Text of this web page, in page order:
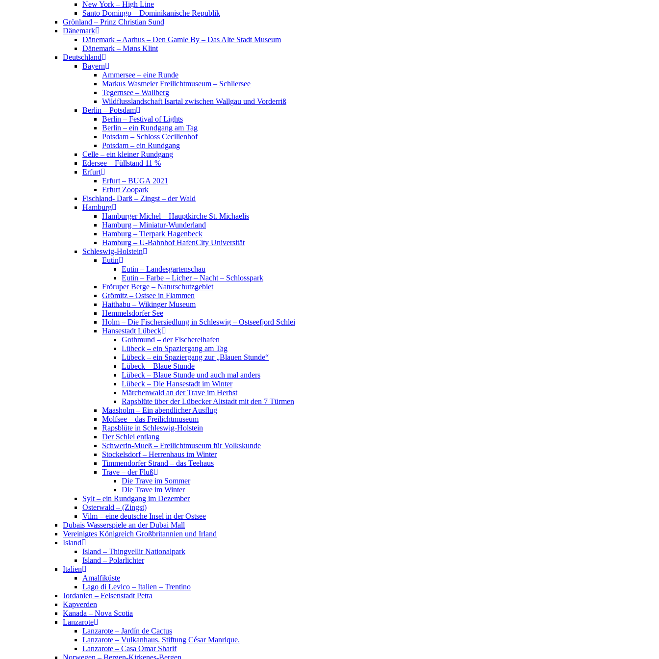
New York – High Line
Santo Domingo – Dominikanische Republik
Grönland – Prinz Christian Sund
Dänemark
Dänemark – Aarhus – Den Gamle By – Das Alte Stadt Museum
Dänemark – Møns Klint
Deutschland
Bayern
Ammersee – eine Runde
Markus Wasmeier Freilichtmuseum – Schliersee
Tegernsee – Wallberg
Wildflusslandschaft Isartal zwischen Wallgau und Vorderriß
Berlin – Potsdam
Berlin – Festival of Lights
Berlin – ein Rundgang am Tag
Potsdam – Schloss Cecilienhof
Potsdam – ein Rundgang
Celle – ein kleiner Rundgang
Edersee – Füllstand 11 %
Erfurt
Erfurt – BUGA 2021
Erfurt Zoopark
Fischland- Darß – Zingst – der Wald
Hamburg
Hamburger Michel – Hauptkirche St. Michaelis
Hamburg – Miniatur-Wunderland
Hamburg – Tierpark Hagenbeck
Hamburg – U-Bahnhof HafenCity Universität
Schleswig-Holstein
Eutin
Eutin – Landesgartenschau
Eutin – Farbe – Licher – Nacht – Schlosspark
Fröruper Berge – Naturschutzgebiet
Grömitz – Ostsee in Flammen
Haithabu – Wikinger Museum
Hemmelsdorfer See
Holm – Die Fischersiedlung in Schleswig – Ostseefjord Schlei
Hansestadt Lübeck
Gothmund – der Fischereihafen
Lübeck – ein Spaziergang am Tag
Lübeck – ein Spaziergang zur „Blauen Stunde“
Lübeck – Blaue Stunde
Lübeck – Blaue Stunde und auch mal anders
Lübeck – Die Hansestadt im Winter
Märchenwald an der Trave im Herbst
Rapsblüte über der Lübecker Altstadt mit den 7 Türmen
Maasholm – Ein abendlicher Ausflug
Molfsee – das Freilichtmuseum
Rapsblüte in Schleswig-Holstein
Der Schlei entlang
Schwerin-Mueß – Freilichtmuseum für Volkskunde
Stockelsdorf – Herrenhaus im Winter
Timmendorfer Strand – das Teehaus
Trave – der Fluß
Die Trave im Sommer
Die Trave im Winter
Sylt – ein Rundgang im Dezember
Osterwald – (Zingst)
Vilm – eine deutsche Insel in der Ostsee
Dubais Wasserspiele an der Dubai Mall
Vereinigtes Königreich Großbritannien und Irland
Island
Island – Thingvellir Nationalpark
Island – Polarlichter
Italien
Amalfiküste
Lago di Levico – Italien – Trentino
Jordanien – Felsenstadt Petra
Kapverden
Kanada – Nova Scotia
Lanzarote
Lanzarote – Jardín de Cactus
Lanzarote – Vulkanhaus. Stiftung César Manrique.
Lanzarote – Casa Omar Sharif
Norwegen – Bergen-Kirkenes-Bergen